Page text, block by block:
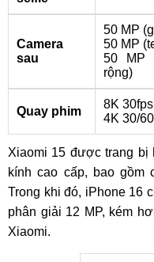
Camera
sau
50 MP
50 MP
50 MP
rộng)
Quay phim
8K 30fps
4K 30/
Xiaomi 15 được trang bị
kính cao cấp, bao gồm
Trong khi đó, iPhone 16
phân giải 12 MP, kém
Xiaomi.